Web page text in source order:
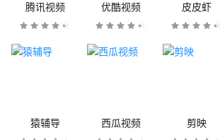
腾讯视频 优酷视频 皮皮虾
猿辅导 西瓜视频 剪映